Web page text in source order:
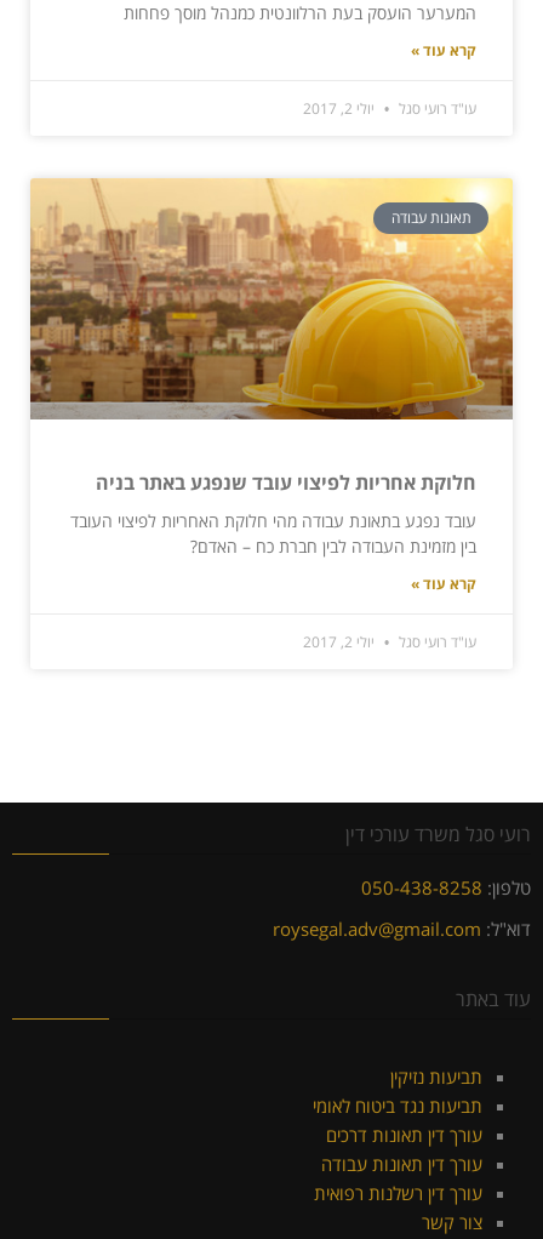
המערער הועסק בעת הרלוונטית כמנהל מוסך פחחות
קרא עוד »
עו"ד רועי סגל יולי 2, 2017
תאונות עבודה
חלוקת אחריות לפיצוי עובד שנפגע באתר בניה
עובד נפגע בתאונת עבודה מהי חלוקת האחריות לפיצוי העובד
בין מזמינת העבודה לבין חברת כח – האדם?
קרא עוד »
עו"ד רועי סגל יולי 2, 2017
רועי סגל משרד עורכי דין
טלפון: 050-438-8258
דוא"ל: roysegal.adv@gmail.com
עוד באתר
תביעות נזיקין
תביעות נגד ביטוח לאומי
עורך דין תאונות דרכים
עורך דין תאונות עבודה
עורך דין רשלנות רפואית
צור קשר